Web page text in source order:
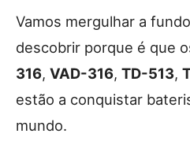
Vamos mergulhar a
descobrir porque é que
316, VAD-316, TD-513,
estão a conquistar
mundo.